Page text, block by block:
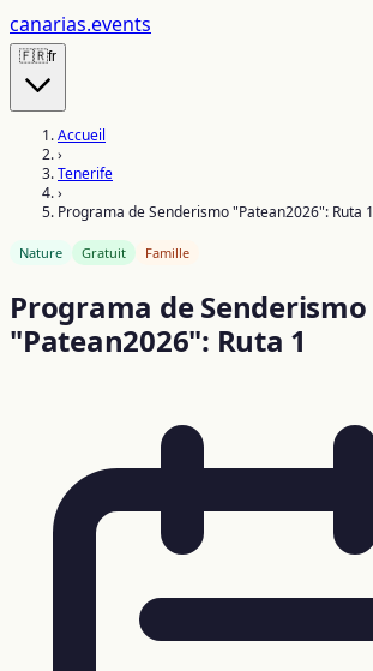
canarias.events
🇫🇷fr
Accueil
›
Tenerife
›
Programa de Senderismo "Patean2026": Ruta 1
Nature Gratuit Famille
Programa de Senderismo
"Patean2026": Ruta 1